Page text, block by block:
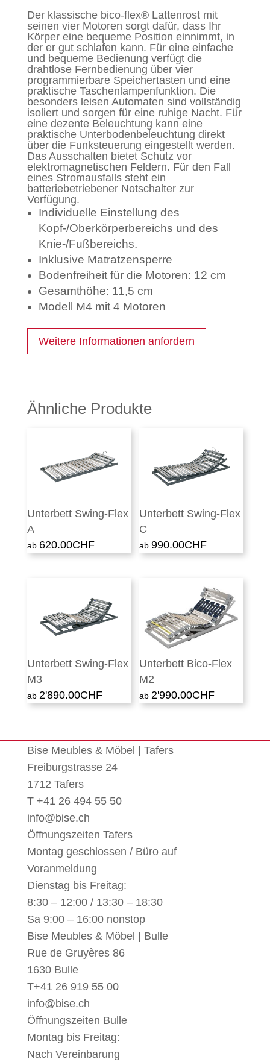
Der klassische bico-flex® Lattenrost mit
seinen vier Motoren sorgt dafür, dass Ihr
Körper eine bequeme Position einnimmt, in
der er gut schlafen kann. Für eine einfache
und bequeme Bedienung verfügt die
drahtlose Fernbedienung über vier
programmierbare Speichertasten und eine
praktische Taschenlampenfunktion. Die
besonders leisen Automaten sind vollständig
isoliert und sorgen für eine ruhige Nacht. Für
eine dezente Beleuchtung kann eine
praktische Unterbodenbeleuchtung direkt
über die Funksteuerung eingestellt werden.
Das Ausschalten bietet Schutz vor
elektromagnetischen Feldern. Für den Fall
eines Stromausfalls steht ein
batteriebetriebener Notschalter zur
Verfügung.
Individuelle Einstellung des
Kopf-/Oberkörperbereichs und des
Knie-/Fußbereichs.
Inklusive Matratzensperre
Bodenfreiheit für die Motoren: 12 cm
Gesamthöhe: 11,5 cm
Modell M4 mit 4 Motoren
Weitere Informationen anfordern
Ähnliche Produkte
Unterbett Swing-Flex
A
620.00CHF
Unterbett Swing-Flex
C
990.00CHF
Unterbett Swing-Flex
M3
2'890.00CHF
Unterbett Bico-Flex
M2
2'990.00CHF
Bise Meubles & Möbel | Tafers
Freiburgstrasse 24
1712 Tafers
T +41 26 494 55 50
info@bise.ch
Öffnungszeiten Tafers
Montag geschlossen / Büro auf
Voranmeldung
Dienstag bis Freitag:
8:30 – 12:00 / 13:30 – 18:30
Sa 9:00 – 16:00 nonstop
Bise Meubles & Möbel | Bulle
Rue de Gruyères 86
1630 Bulle
T+41 26 919 55 00
info@bise.ch
Öffnungszeiten Bulle
Montag bis Freitag:
Nach Vereinbarung